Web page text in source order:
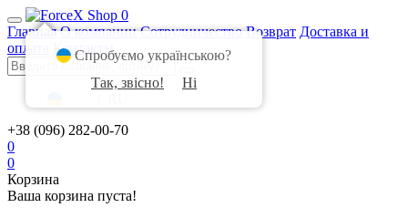
0
Главная О компании Сотрудничество Возврат Доставка и
оплата
Контакты
+38 (096) 282-00-70
0
0
Корзина
Ваша корзина пуста!
Спробуємо українською?
Так, звісно!
Ні